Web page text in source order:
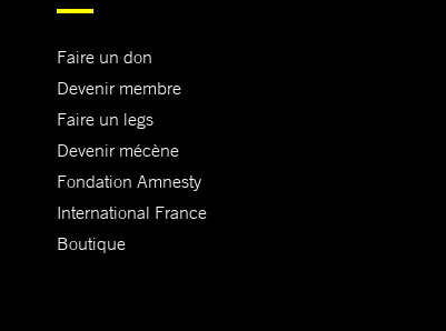
Faire un don
Devenir membre
Faire un legs
Devenir mécène
Fondation Amnesty
International France
Boutique